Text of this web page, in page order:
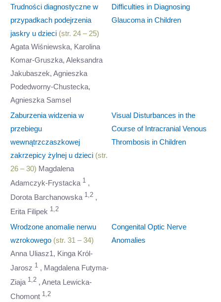
Trudności diagnostyczne w
przypadkach podejrzenia
jaskry u dzieci (str. 24 – 25)
Agata Wiśniewska, Karolina
Komar-Gruszka, Aleksandra
Jakubaszek, Agnieszka
Podedworny-Chustecka,
Agnieszka Samsel
Difficulties in Diagnosing
Glaucoma in Children
Zaburzenia widzenia w
przebiegu
wewnątrzczaszkowej
zakrzepicy żylnej u dzieci (str.
26 – 30) Magdalena
Adamczyk-Frystacka 1 ,
Dorota Barchanowska 1,2 ,
Erita Filipek 1,2
Visual Disturbances in the
Course of Intracranial Venous
Thrombosis in Children
Wrodzone anomalie nerwu
wzrokowego (str. 31 – 34)
Anna Uliasz1, Kinga Król-
Jarosz 1 , Magdalena Futyma-
Ziaja 1,2 , Aneta Lewicka-
Chomont 1,2
Congenital Optic Nerve
Anomalies